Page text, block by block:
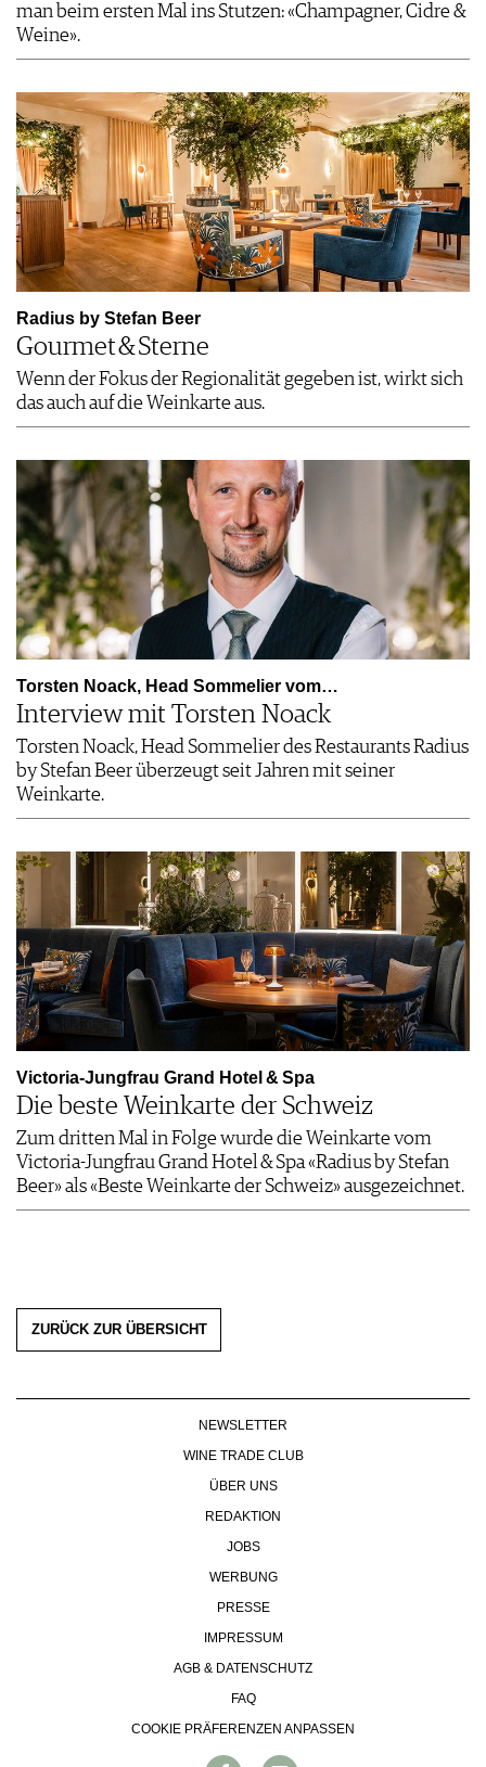
man beim ersten Mal ins Stutzen: «Champagner, Cidre &
Weine».
Radius by ­Stefan Beer
Gourmet & Sterne
Wenn der Fokus der Regionalität gegeben ist, wirkt sich
das auch auf die Weinkarte aus.
Torsten Noack, Head Sommelier vom…
Interview mit Torsten Noack
Torsten Noack, Head Sommelier des Restaurants Radius
by Stefan Beer überzeugt seit Jahren mit seiner
Weinkarte.
Victoria-Jungfrau Grand Hotel & Spa
Die beste Weinkarte der Schweiz
Zum dritten Mal in Folge wurde die Weinkarte vom
Victoria-Jungfrau Grand Hotel & Spa «Radius by Stefan
Beer» als «Beste Weinkarte der Schweiz» ausgezeichnet.
ZURÜCK ZUR ÜBERSICHT
NEWSLETTER
WINE TRADE CLUB
ÜBER UNS
REDAKTION
JOBS
WERBUNG
PRESSE
IMPRESSUM
AGB & DATENSCHUTZ
FAQ
COOKIE PRÄFERENZEN ANPASSEN